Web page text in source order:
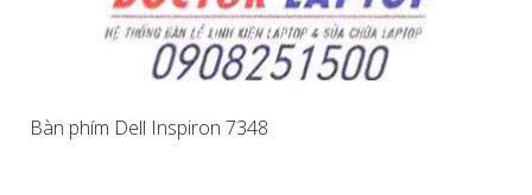
Bàn phím Dell Inspiron 7348